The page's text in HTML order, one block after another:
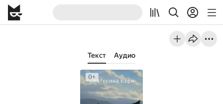
Текст Аудио